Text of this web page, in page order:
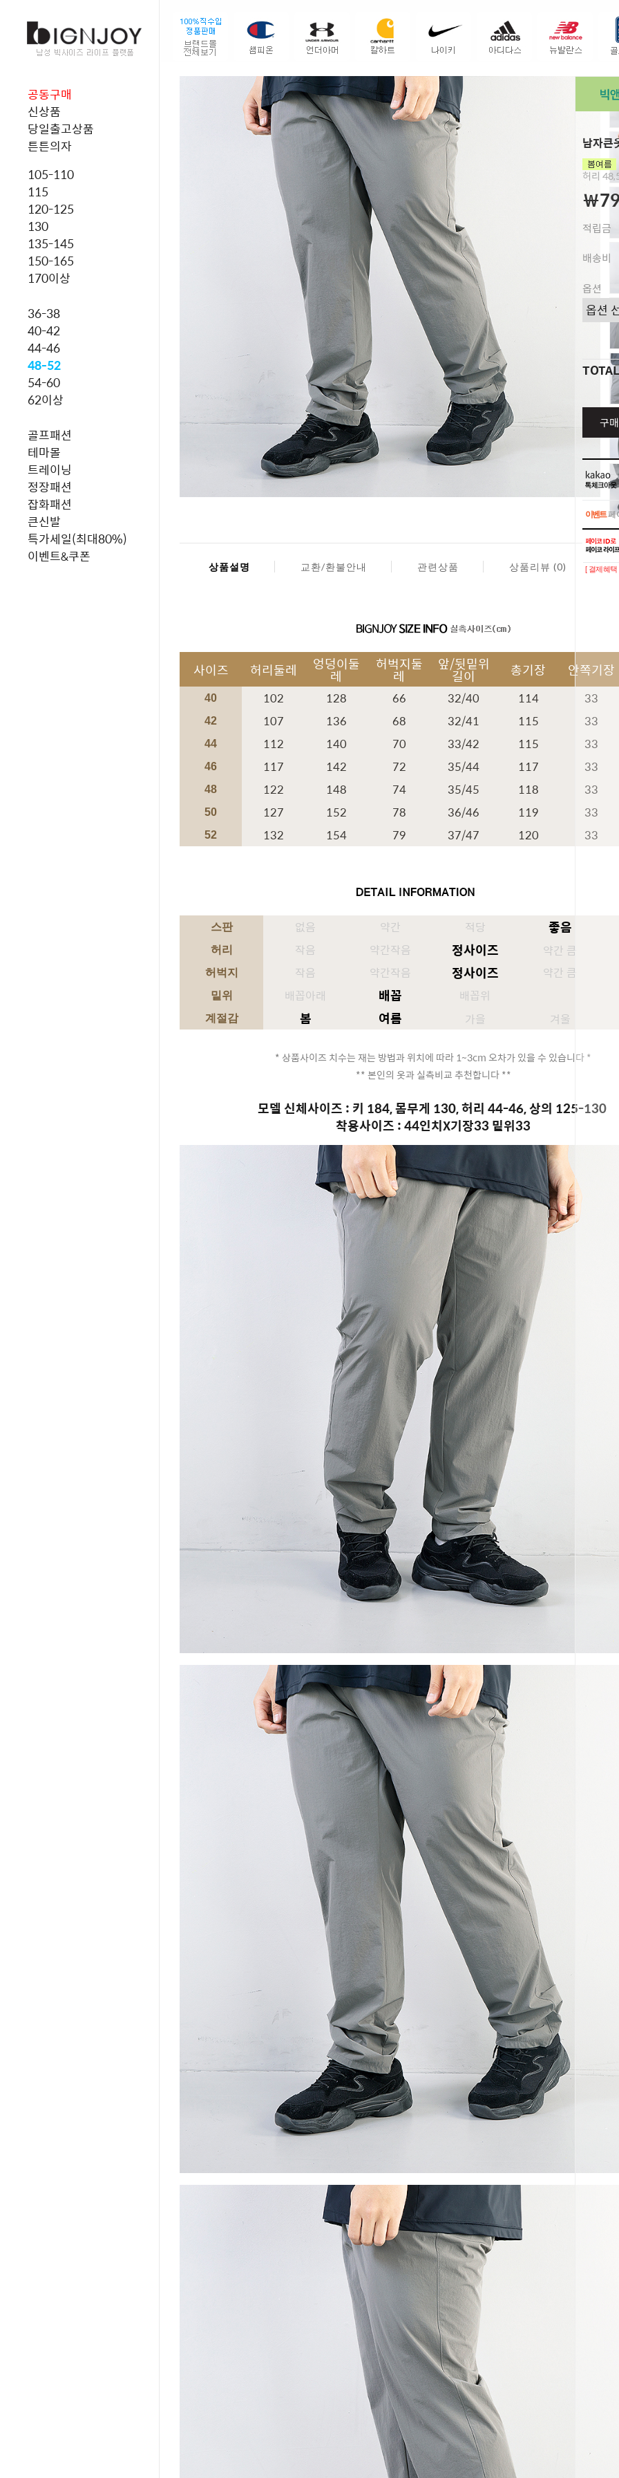
공동구매
신상품
당일출고상품
튼튼의자
105-110
115
120-125
130
135-145
150-165
170이상
36-38
40-42
44-46
48-52
54-60
62이상
골프패션
테마몰
트레이닝
정장패션
잡화패션
큰신발
특가세일(최대80%)
이벤트&쿠폰
남자큰
허리
￦
적립금
배송비
옵션
TOTAL
구
이벤트페
이벤트페
[ 결제혜
상품설명 교환/환불안내 관련상품 상품리뷰 (0)
사이즈 허리둘레 엉덩이둘
레
허벅지둘
레
앞/뒷밑위
길이 총기장 안쪽기장
40 102 128 66 32/40 114 33
42 107 136 68 32/41 115 33
44 112 140 70 33/42 115 33
46 117 142 72 35/44 117 33
48 122 148 74 35/45 118 33
50 127 152 78 36/46 119 33
52 132 154 79 37/47 120 33
스판 없음 약간 적당 좋음
허리 작음 약간작음 정사이즈 약간 큼
허벅지 작음 약간작음 정사이즈 약간 큼
밑위 배꼽아래 배꼽 배꼽위
계절감 봄 여름 가을 겨울
* 상품사이즈 치수는 재는 방법과 위치에 따라 1~3cm 오차가 있을 수 있습니다 *
** 본인의 옷과 실측비교 추천합니다 **
모델 신체사이즈 : 키 184, 몸무게 130, 허리 44-46, 상의 125-130
착용사이즈 : 44인치X기장33 밑위33